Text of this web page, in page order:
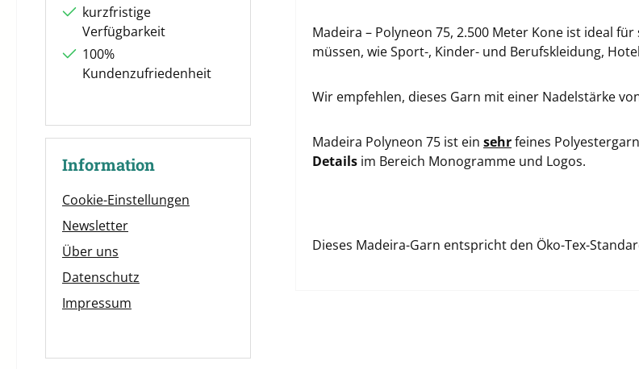
kurzfristige
Verfügbarkeit
100%
Kundenzufriedenheit
Information
Cookie-Einstellungen
Newsletter
Über uns
Datenschutz
Impressum
Madeira – Polyneon 75, 2.500 Meter Kone ist ideal
müssen, wie Sport-, Kinder- und Berufskleidung,
Wir empfehlen, dieses Garn mit einer Nadelstärke
Madeira Polyneon 75 ist ein sehrfeines
Details im Bereich Monogramme und Logos.
Dieses Madeira-Garn entspricht den Öko-Tex-